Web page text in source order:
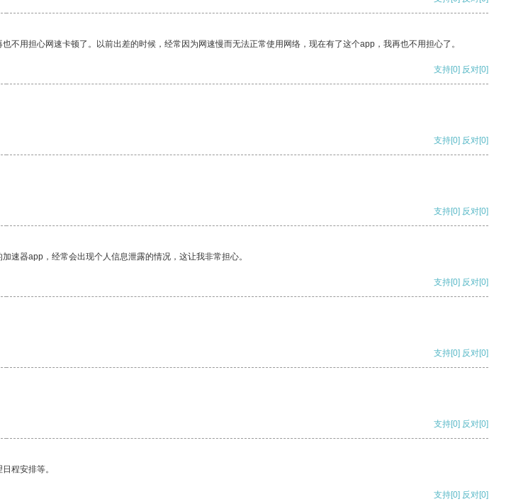
用担心网速卡顿了。以前出差的时候，经常因为网速慢而无法正常使用网络，现在有了这个app，我再也不用担心了。
支持[0] 反对[0]
支持[0] 反对[0]
支持[0] 反对[0]
速器app，经常会出现个人信息泄露的情况，这让我非常担心。
支持[0] 反对[0]
支持[0] 反对[0]
支持[0] 反对[0]
程安排等。
支持[0] 反对[0]